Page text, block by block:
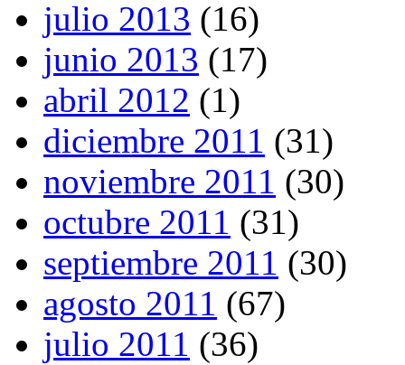
julio 2013 (16)
junio 2013 (17)
abril 2012 (1)
diciembre 2011 (31)
noviembre 2011 (30)
octubre 2011 (31)
septiembre 2011 (30)
agosto 2011 (67)
julio 2011 (36)